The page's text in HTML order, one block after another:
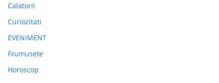
Calatorii
Curiozitati
EVENIMENT
Frumusete
Horoscop